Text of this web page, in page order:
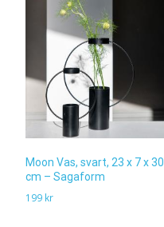
Moon Vas, svart, 23 x 7 x 30
cm – Sagaform
199 kr